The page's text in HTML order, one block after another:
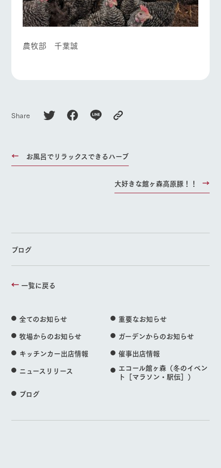
農牧部 千葉誠
Share
お風呂でリラックスできるハーブ
大好きな館ヶ森高原豚！！
ブログ
一覧に戻る
全てのお知らせ
重要なお知らせ
牧場からのお知らせ
ガーデンからのお知らせ
キッチンカー出店情報
催事出店情報
ニュースリリース
エコール館ヶ森（冬のイベン
ト［マラソン・駅伝］）
ブログ